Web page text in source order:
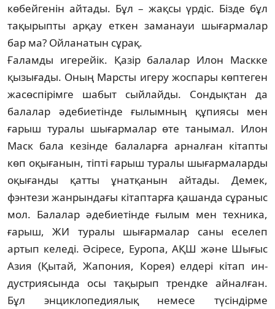
көбейгенін айтады. Бұл – жақсы үр­діс. Бізде бұл
тақырыпты арқау еткен з­а­ма­науи шығармалар
бар ма? Ойланатын сұрақ.
Ғаламды игерейік. Қазір балалар Илон Маскке
қызығады. Оның Марсты игеру жос­пары көптеген
жасөспірімге ша­быт сый­лайды. Сондықтан да
балалар әде­­бие­тінде ғылымның құпиясы мен
ғарыш тура­лы шығармалар өте танымал. Илон
Маск бала кезінде балаларға арналған кітапты
көп оқығанын, тіпті ғарыш туралы шы­ғар­маларды
оқығанды қатты ұнатқа­нын айта­ды. Демек,
фэнтези жанрындағы кітап­тар­ға қашанда сұраныс
мол. Балалар әдебие­тін­де ғылым мен техника,
ғарыш, ЖИ ту­ра­лы шығармалар саны еселеп
артып ке­ле­ді. Әсіресе, Еуропа, АҚШ және Шығыс
Азия (Қытай, Жапония, Корея) елдері кітап ин­
дустриясында осы тақырып трендке ай­нал­ған.
Бұл энциклопедиялық немесе тү­сін­дірме